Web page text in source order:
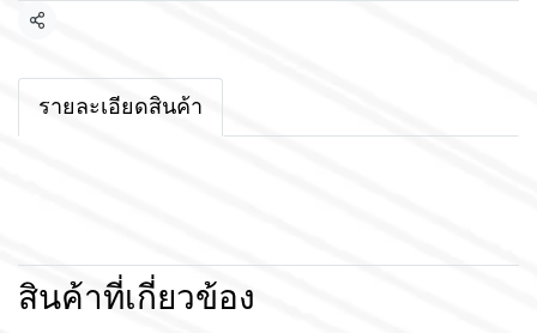
แชร์
รายละเอียดสินค้า
สินค้าที่เกี่ยวข้อง